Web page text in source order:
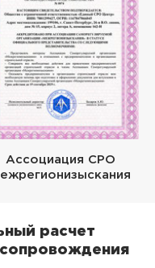
Ассоциация СРО
расчет